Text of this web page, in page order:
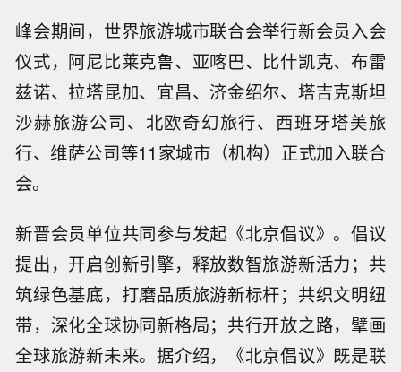
峰会期间，世界旅游城市联合会举行新会员入会
仪式，阿尼比莱克鲁、亚喀巴、比什凯克、布雷
兹诺、拉塔昆加、宜昌、济金绍尔、塔吉克斯坦
沙赫旅游公司、北欧奇幻旅行、西班牙塔美旅
行、维萨公司等11家城市（机构）正式加入联合
会。
新晋会员单位共同参与发起《北京倡议》。倡议
提出，开启创新引擎，释放数智旅游新活力；共
筑绿色基底，打磨品质旅游新标杆；共织文明纽
带，深化全球协同新格局；共行开放之路，擘画
全球旅游新未来。据介绍，《北京倡议》既是联